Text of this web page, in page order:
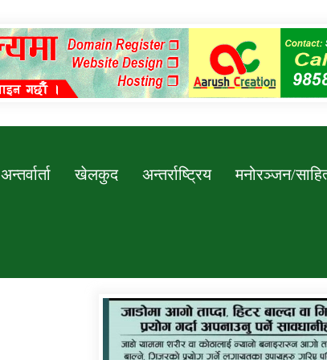
अन्तर्वार्ता खेलकुद अन्तर्राष्ट्रिय मनोरञ्जन/
कर्णाली प्रविधि शिक्षालय